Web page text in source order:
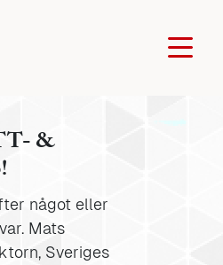
&
något eller
Mats
Sveriges